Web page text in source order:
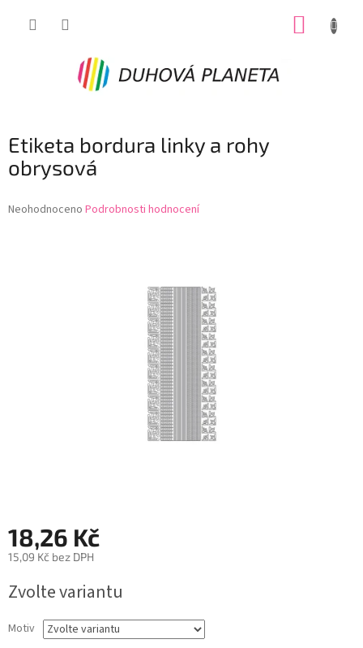
Etiketa bordura linky a rohy
obrysová
Průměrné
Neohodnoceno Podrobnosti hodnocení
18,26 Kč
15,09 Kč bez DPH
cena:
Zvolte variantu
Motiv